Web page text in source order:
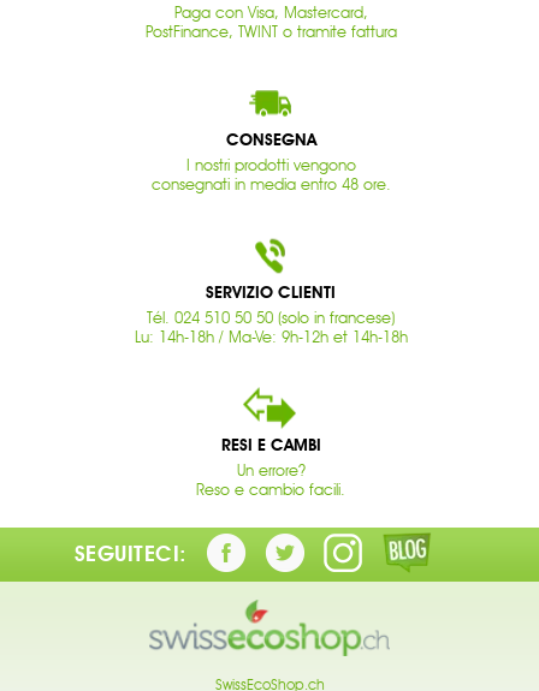
Paga con Visa, Mastercard,
PostFinance, TWINT o tramite fattura
CONSEGNA
I nostri prodotti vengono
consegnati in media entro 48 ore.
SERVIZIO CLIENTI
Tél. 024 510 50 50 (solo in francese)
Lu: 14h-18h / Ma-Ve: 9h-12h et 14h-18h
RESI E CAMBI
Un errore?
Reso e cambio facili.
SEGUITECI:
SwissEcoShop.ch